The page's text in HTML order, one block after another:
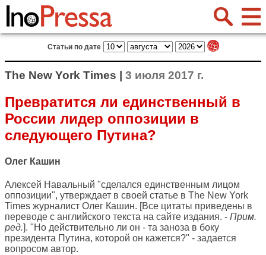
Статьи по дате
The New York Times | 3 июля 2017 г.
Превратится ли единственный в
России лидер оппозиции в
следующего Путина?
Олег Кашин
Алексей Навальный "сделался единственным лицом
оппозиции", утверждает в своей статье в The New York
Times журналист Олег Кашин. [Все цитаты приведены в
переводе с английского текста на сайте издания. - Прим.
ред.]. "Но действительно ли он - та заноза в боку
президента Путина, которой он кажется?" - задается
вопросом автор.